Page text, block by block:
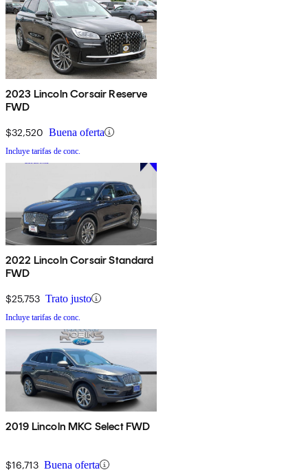
2023 Lincoln Corsair Reserve
FWD
$32,520 Buena oferta
Incluye tarifas de conc.
2022 Lincoln Corsair Standard
FWD
$25,753 Trato justo
Incluye tarifas de conc.
2019 Lincoln MKC Select FWD
$16,713 Buena oferta